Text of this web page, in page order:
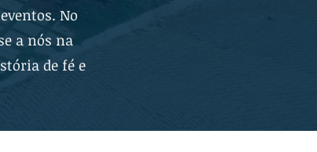
No
a nós na
de fé e